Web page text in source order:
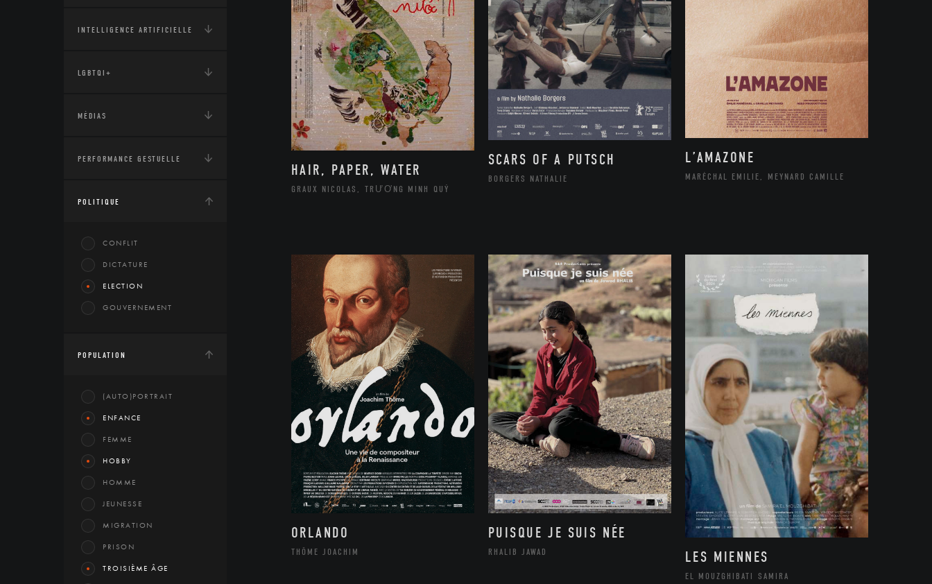
INTELLIGENCE ARTIFICIELLE
LGBTQI+
MÉDIAS
PERFORMANCE GESTUELLE
POLITIQUE
CONFLIT
DICTATURE
ELECTION
GOUVERNEMENT
POPULATION
(AUTO)PORTRAIT
ENFANCE
FEMME
HOBBY
HOMME
JEUNESSE
MIGRATION
PRISON
TROISIÈME ÂGE
HAIR, PAPER, WATER
GRAUX NICOLAS, TRƯƠNG MINH QUÝ
SCARS OF A PUTSCH
BORGERS NATHALIE
L’AMAZONE
MARÉCHAL EMILIE, MEYNARD CAMILLE
ORLANDO
THÔME JOACHIM
PUISQUE JE SUIS NÉE
RHALIB JAWAD LES MIENNES
EL MOUZGHIBATI SAMIRA